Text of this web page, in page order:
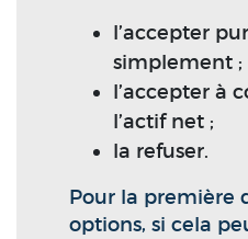
l’accepter
simplement ;
l’accepter à
l’actif net ;
la refuser.
Pour la première
options, si cela